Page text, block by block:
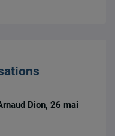
Dion, 26 mai